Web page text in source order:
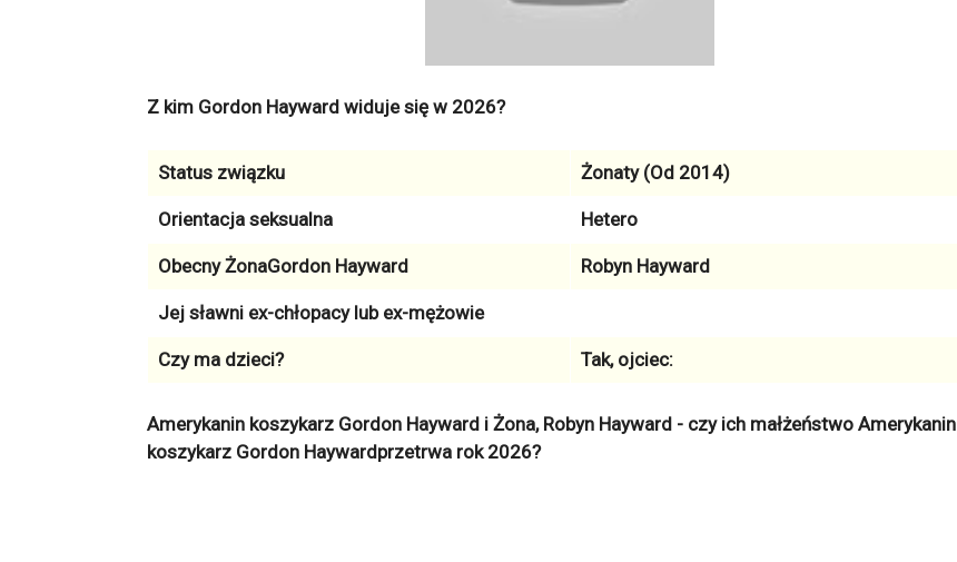
Z kim Gordon Hayward widuje się w 2026?
Status związku Żonaty (Od 2014)
Orientacja seksualna Hetero
Obecny ŻonaGordon Hayward Robyn Hayward
Jej sławni ex-chłopacy lub ex-mężowie
Czy ma dzieci? Tak, ojciec:
Amerykanin koszykarz Gordon Hayward i Żona, Robyn Hayward - czy ich małżeństwo Amerykanin
koszykarz Gordon Haywardprzetrwa rok 2026?